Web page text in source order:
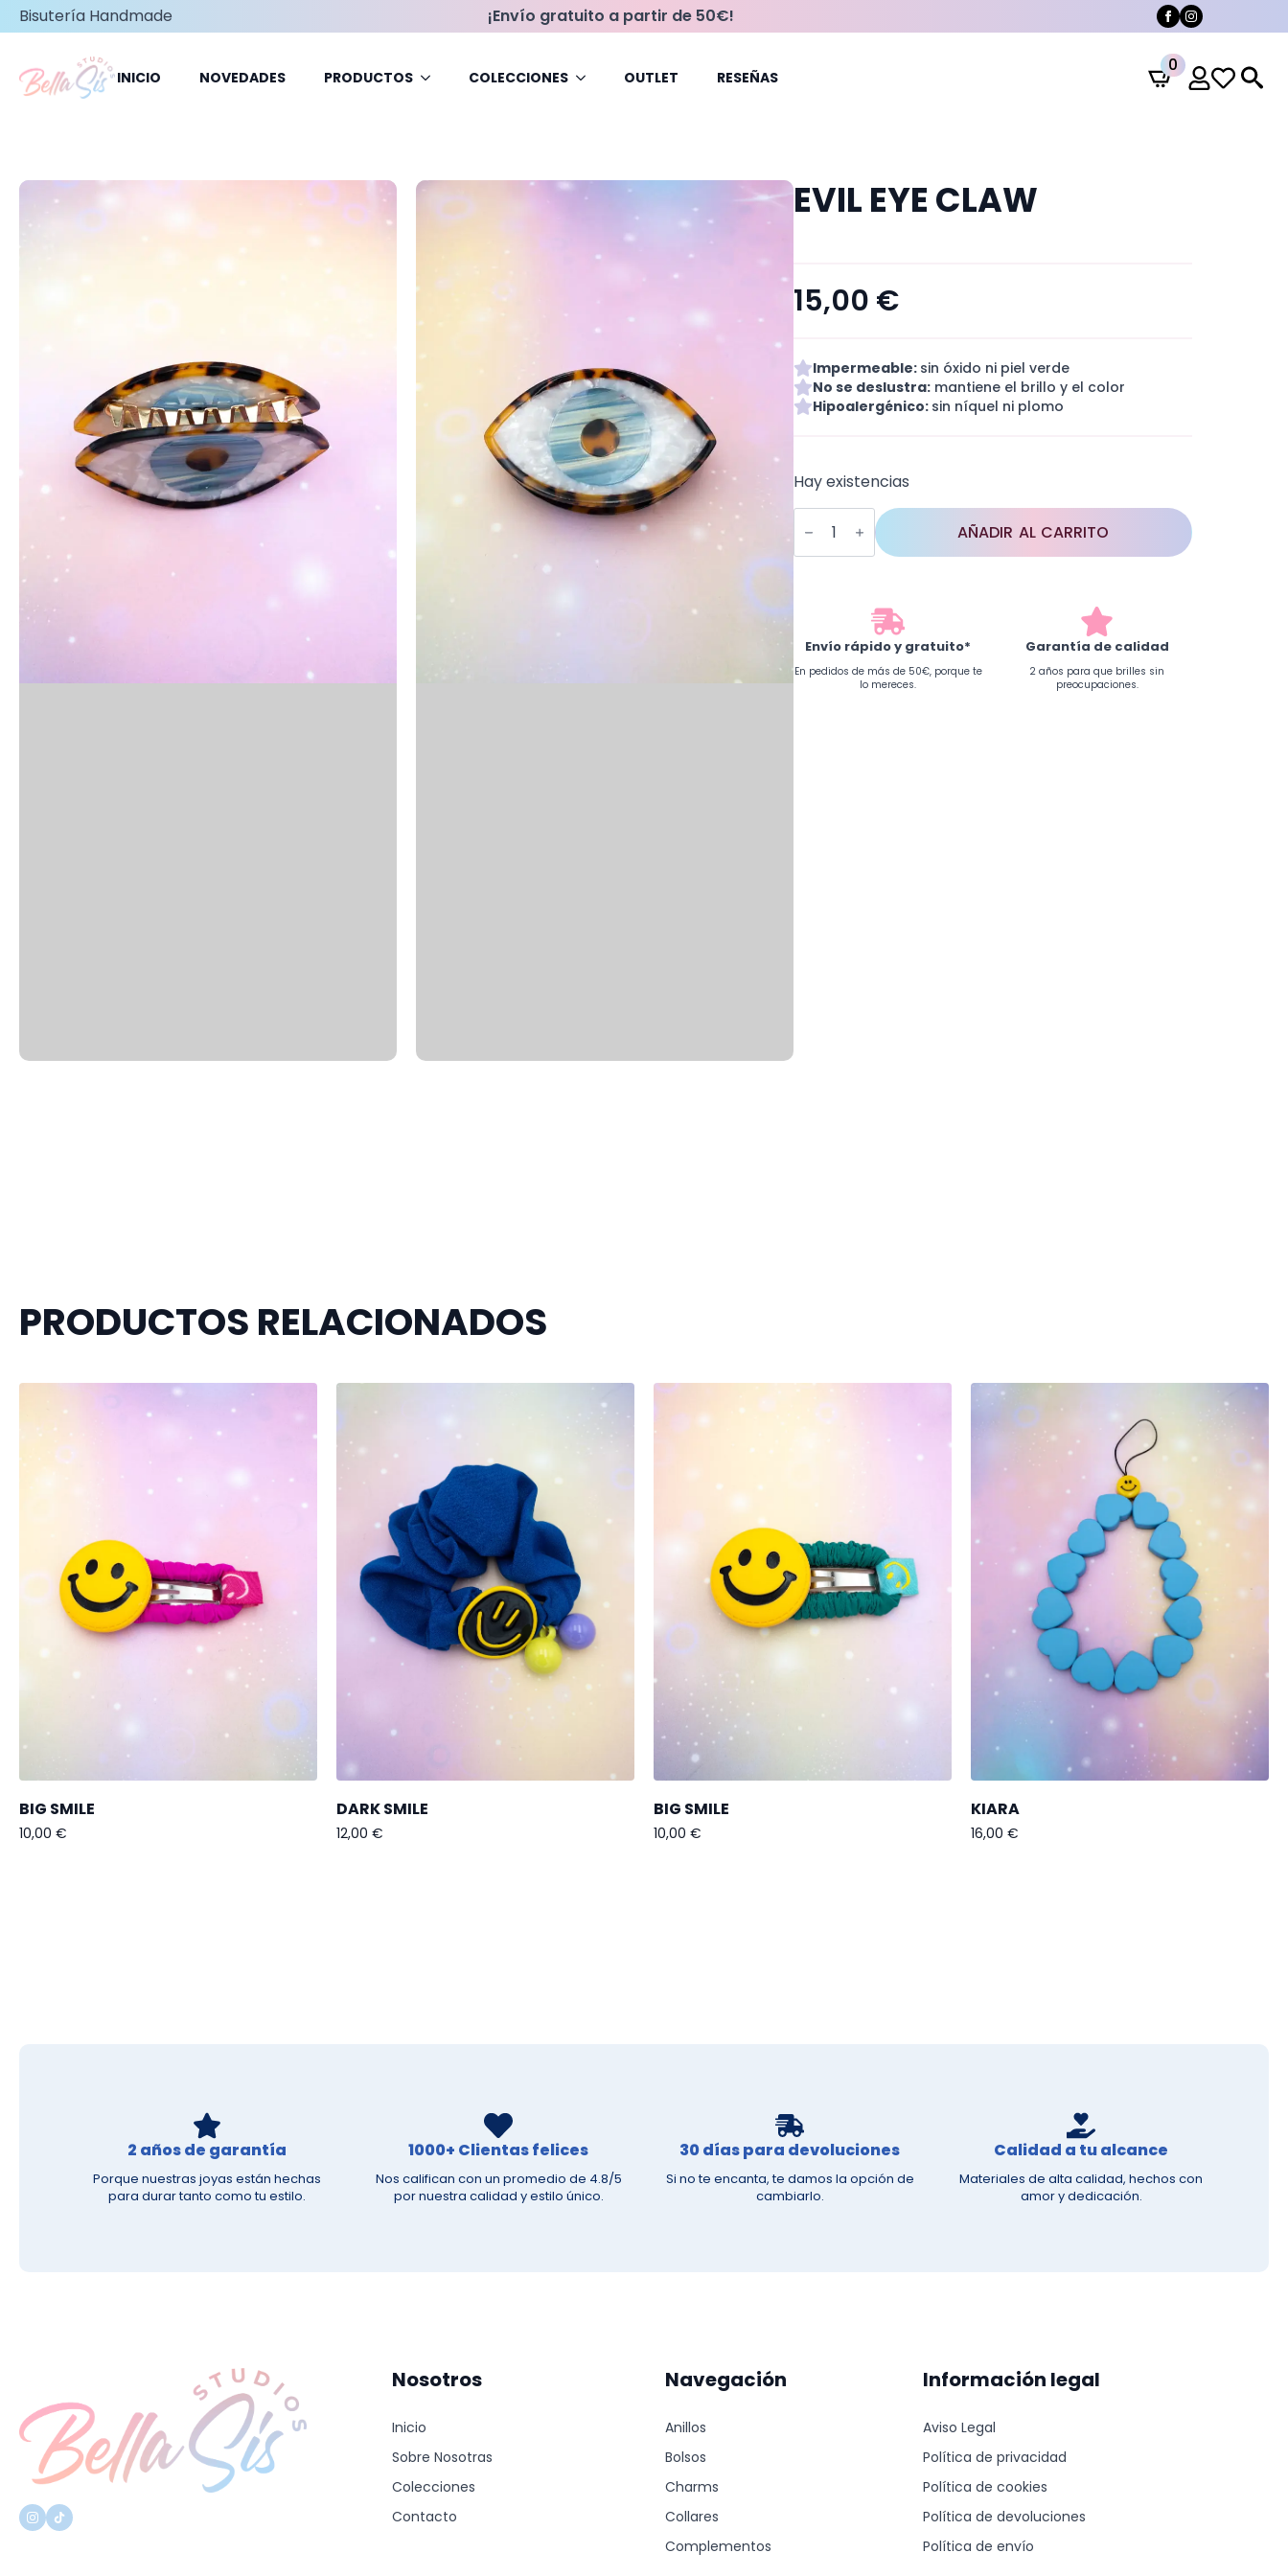
Bisutería Handmade ¡Envío gratuito a partir de 50€!
INICIO NOVEDADES PRODUCTOS COLECCIONES OUTLET RESEÑAS
0
EVIL EYE CLAW
15,00 €
Impermeable: sin óxido ni piel verde
No se deslustra:mantiene el brillo y el color
Hipoalergénico: sin níquel ni plomo
Hay existencias
Evil
Eye
cantidad
AÑADIR AL CARRITO
Envío rápido y gratuito*
En pedidos de más de 50€, porque te
lo mereces.
Garantía de calidad
2 años para que brilles sin
preocupaciones.
PRODUCTOS RELACIONADOS
BIG SMILE
10,00 €
DARK SMILE
12,00 €
BIG SMILE
10,00 €
KIARA
16,00 €
2 años de garantía
Porque nuestras joyas están hechas
para durar tanto como tu estilo.
1000+ Clientas felices
Nos califican con un promedio de 4.8/5
por nuestra calidad y estilo único.
30 días para devoluciones
Si no te encanta, te damos la opción de
cambiarlo.
Calidad a tu alcance
Materiales de alta calidad, hechos con
amor y dedicación.
Nosotros
Inicio
Sobre Nosotras
Colecciones
Contacto
Navegación
Anillos
Bolsos
Charms
Collares
Complementos
Información legal
Aviso Legal
Política de privacidad
Política de cookies
Política de devoluciones
Política de envío